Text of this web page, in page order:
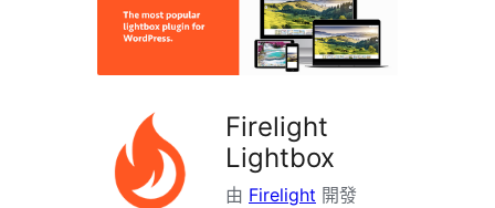
Firelight
Lightbox
由 Firelight 開發